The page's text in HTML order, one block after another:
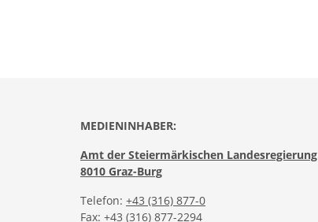
MEDIENINHABER:
Amt der Steiermärkischen Landesregierung
8010 Graz-Burg
Telefon: +43 (316) 877-0
Fax: +43 (316) 877-2294